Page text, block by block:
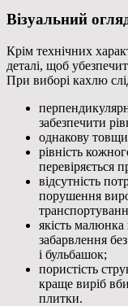
Візуальний
Крім технічних
деталі, щоб
При виборі кахлю
забезпечити
однакову
рівність
перевіряється
відсутність
порушення
якість малюнка
забарвлення
і бульбашок;
пористість
краще виріб
плитки.